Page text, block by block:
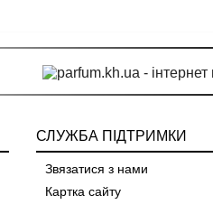
СЛУЖБА ПІДТРИМКИ
Звязатися з нами
Картка сайту